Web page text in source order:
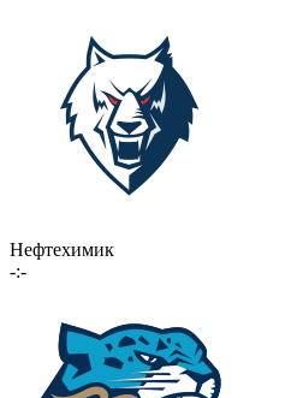
Нефтехимик
-:-